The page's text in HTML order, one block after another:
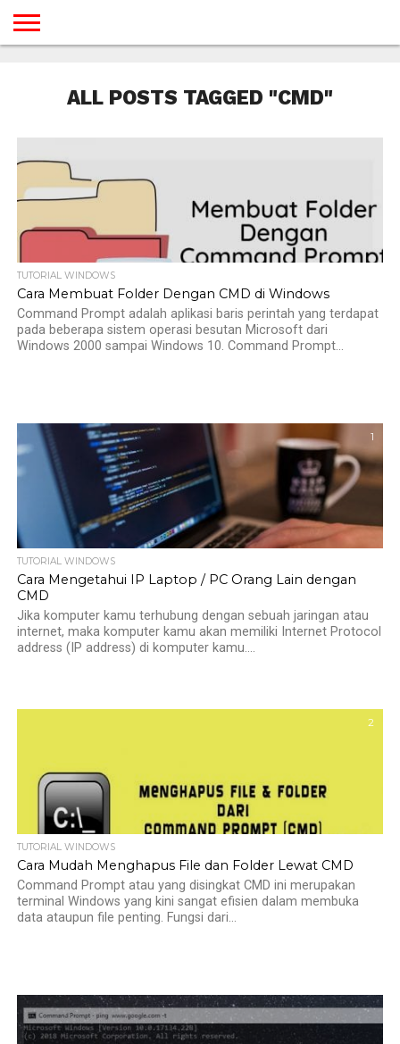
GAMES
DESAIN
ANDROID
YOUTUBE
INTERNET
WINDOWS
MACINTOSH
MESSENGER
BLOGSPOT
WORDPRESS
PEMROGRAMAN
SERVERALL POSTS TAGGED "CMD"
TUTORIAL WINDOWS
Cara Membuat Folder Dengan CMD di Windows
Command Prompt adalah aplikasi baris perintah yang terdapat
pada beberapa sistem operasi besutan Microsoft dari
Windows 2000 sampai Windows 10. Command Prompt...
1
TUTORIAL WINDOWS
Cara Mengetahui IP Laptop / PC Orang Lain dengan
CMD
Jika komputer kamu terhubung dengan sebuah jaringan atau
internet, maka komputer kamu akan memiliki Internet Protocol
address (IP address) di komputer kamu....
2
TUTORIAL WINDOWS
Cara Mudah Menghapus File dan Folder Lewat CMD
Command Prompt atau yang disingkat CMD ini merupakan
terminal Windows yang kini sangat efisien dalam membuka
data ataupun file penting. Fungsi dari...